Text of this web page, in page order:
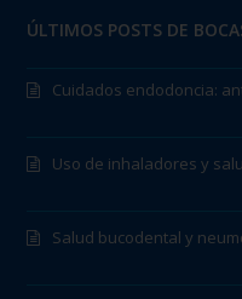
ÚLTIMOS POSTS DE
Cuidados endodoncia:
Uso de inhaladores y
Salud bucodental y